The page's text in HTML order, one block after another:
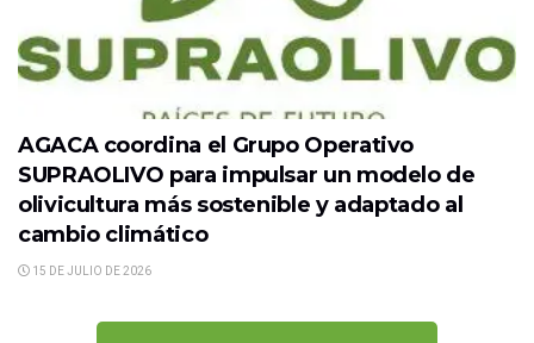
AGACA coordina el Grupo Operativo
SUPRAOLIVO para impulsar un modelo de
olivicultura más sostenible y adaptado al
cambio climático
15 DE JULIO DE 2026